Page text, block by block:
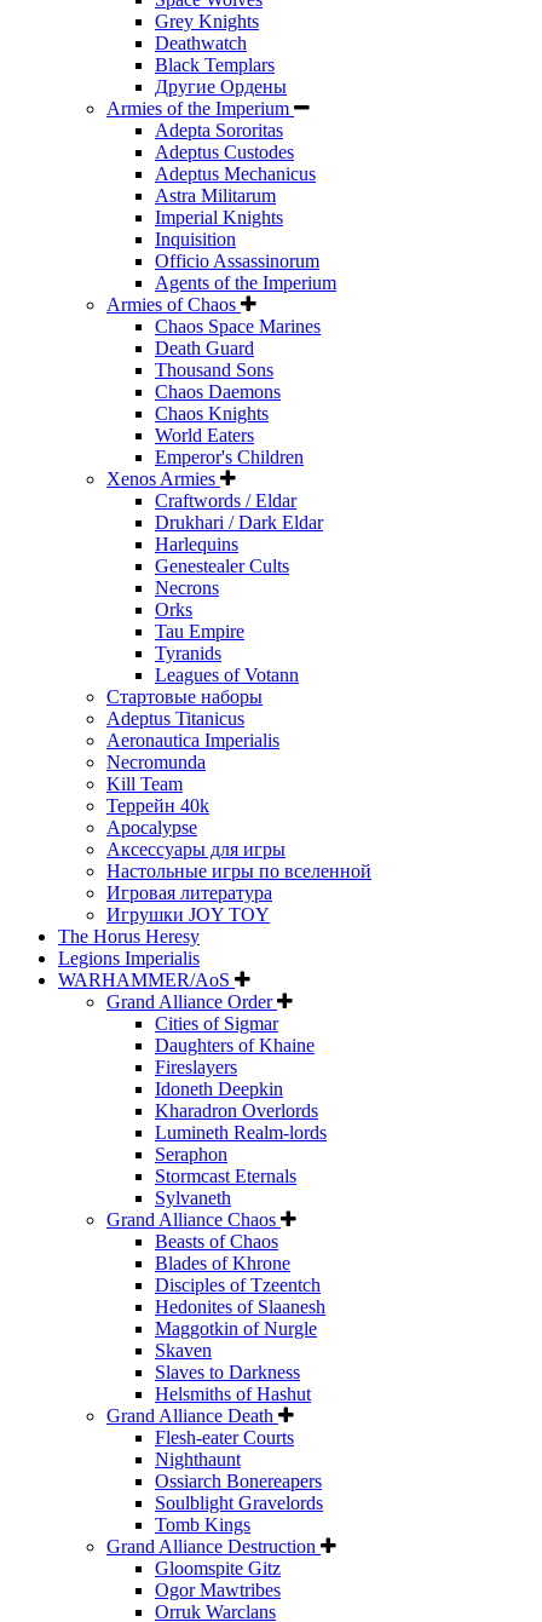
Grey Knights
Deathwatch
Black Templars
Другие Ордены
Armies of the Imperium
Adepta Sororitas
Adeptus Custodes
Adeptus Mechanicus
Astra Militarum
Imperial Knights
Inquisition
Officio Assassinorum
Agents of the Imperium
Armies of Chaos
Chaos Space Marines
Death Guard
Thousand Sons
Chaos Daemons
Chaos Knights
World Eaters
Emperor's Children
Xenos Armies
Craftwords / Eldar
Drukhari / Dark Eldar
Harlequins
Genestealer Cults
Necrons
Orks
Tau Empire
Tyranids
Leagues of Votann
Стартовые наборы
Adeptus Titanicus
Aeronautica Imperialis
Necromunda
Kill Team
Террейн 40k
Apocalypse
Аксессуары для игры
Настольные игры по вселенной
Игровая литература
Игрушки JOY TOY
The Horus Heresy
Legions Imperialis
WARHAMMER/AoS
Grand Alliance Order
Cities of Sigmar
Daughters of Khaine
Fireslayers
Idoneth Deepkin
Kharadron Overlords
Lumineth Realm-lords
Seraphon
Stormcast Eternals
Sylvaneth
Grand Alliance Chaos
Beasts of Chaos
Blades of Khrone
Disciples of Tzeentch
Hedonites of Slaanesh
Maggotkin of Nurgle
Skaven
Slaves to Darkness
Helsmiths of Hashut
Grand Alliance Death
Flesh-eater Courts
Nighthaunt
Ossiarch Bonereapers
Soulblight Gravelords
Tomb Kings
Grand Alliance Destruction
Gloomspite Gitz
Ogor Mawtribes
Orruk Warclans